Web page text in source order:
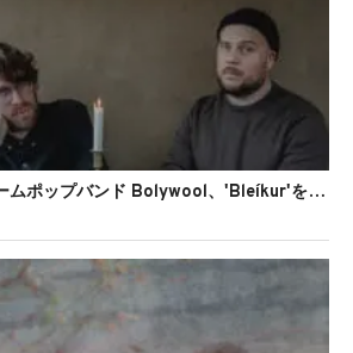
シューゲイズ・ドリームポップバンド Bolywool、'Bleíkur'を公開